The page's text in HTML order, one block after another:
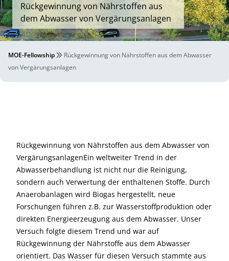
Rückgewinnung von Nährstoffen aus
dem Abwasser von Vergärungsanlagen
MOE-Fellowship
Rückgewinnung von Nährstoffen aus dem Abwasser
von Vergärungsanlagen
Rückgewinnung von Nährstoffen aus dem Abwasser von
VergärungsanlagenEin weltweiter Trend in der
Abwasserbehandlung ist nicht nur die Reinigung,
sondern auch Verwertung der enthaltenen Stoffe. Durch
Anaerobanlagen wird Biogas hergestellt, neue
Forschungen führen z.B. zur Wasserstoffproduktion oder
direkten Energieerzeugung aus dem Abwasser. Unser
Versuch folgte diesem Trend und war auf
Rückgewinnung der Nährstoffe aus dem Abwasser
orientiert. Das Wasser für diesen Versuch stammte aus